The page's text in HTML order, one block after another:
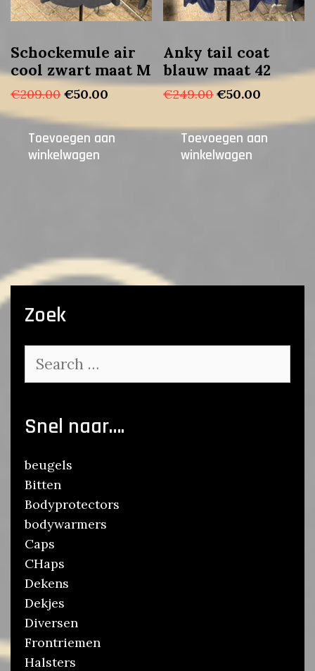
Schockemule air
cool zwart maat M
€209.00 Oorspronkelijke
was:
€209.00.
€50.00
is:
€50.00.
Toevoegen aan
winkelwagen
Anky tail coat
blauw maat 42
€249.00 Oorspronkelijke
was:
€249.00.
€50.00
is:
€50.00.
Toevoegen aan
winkelwagen
Zoek
for:
Snel naar….
beugels
Bitten
Bodyprotectors
bodywarmers
Caps
CHaps
Dekens
Dekjes
Diversen
Frontriemen
Halsters